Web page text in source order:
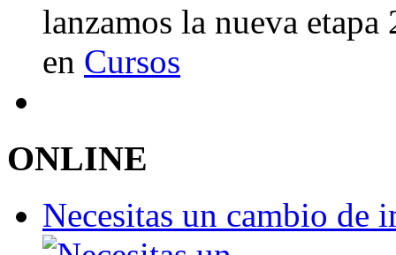
lanzamos la nueva
en Cursos
ONLINE
Necesitas un cambio de